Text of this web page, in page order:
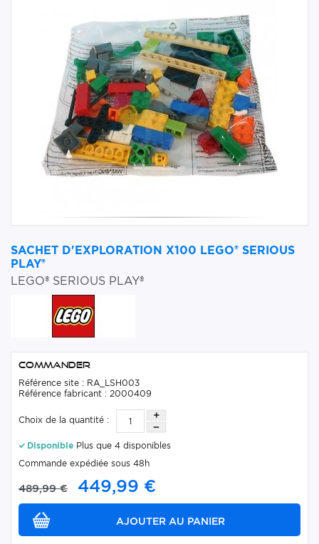
SACHET D'EXPLORATION X100 LEGO® SERIOUS
PLAY®
LEGO® SERIOUS PLAY®
Commander
Référence site : RA_LSH003
Référence fabricant : 2000409
Choix de la quantité :
Disponible Plus que 4 disponibles
Commande expédiée sous 48h
489,99 € 449,99 €